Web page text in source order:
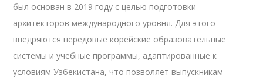
был основан в 2019 году с целью подготовки
архитекторов международного уровня. Для этого
внедряются передовые корейские образовательные
системы и учебные программы, адаптированные к
условиям Узбекистана, что позволяет выпускникам